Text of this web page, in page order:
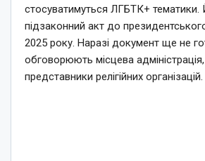
стосуватимуться ЛГБТК+ тематики.
підзаконний акт до
2025 року. Наразі документ ще не
обговорюють місцева
представники релігійних організацій.